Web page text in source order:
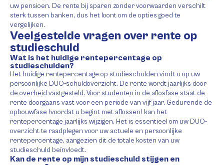
uw pensioen. De rente bij sparen zonder voorwaarden verschilt
sterk tussen banken, dus het loont om de opties goed te
vergelijken.
Veelgestelde vragen over rente op
studieschuld
Wat is het huidige rentepercentage op
studieschulden?
Het huidige rentepercentage op studieschulden vindt u op uw
persoonlijke DUO-schuldoverzicht. De rente wordt jaarlijks door
de overheid vastgesteld. Voor studenten in de aflosfase staat de
rente doorgaans vast voor een periode van vijf jaar. Gedurende de
opbouwfase (voordat u begint met aflossen) kan het
rentepercentage jaarlijks wijzigen. Het is essentieel om uw DUO-
overzicht te raadplegen voor uw actuele en persoonlijke
rentepercentage, aangezien dit de totale kosten van uw
studieschuld beïnvloedt.
Kan de rente op mijn studieschuld stijgen en